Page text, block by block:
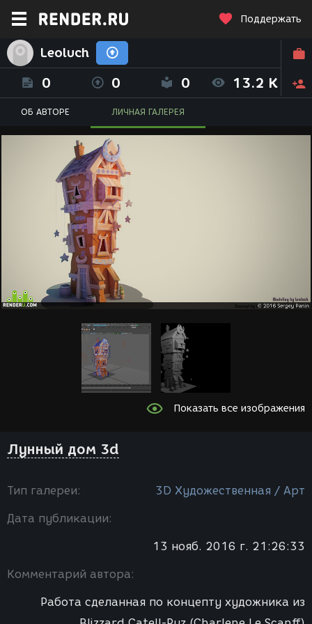
Поддержать
Leoluch
0 0 0 13.2 K
ОБ АВТОРЕ ЛИЧНАЯ ГАЛЕРЕЯ
Показать все изображения
Лунный дом 3d
Тип галереи: 3D Художественная / Арт
Дата публикации:
13 нояб. 2016 г. 21:26:33
Комментарий автора:
Работа сделанная по концепту художника из